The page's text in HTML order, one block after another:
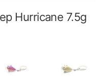
Hurricane 7.5g